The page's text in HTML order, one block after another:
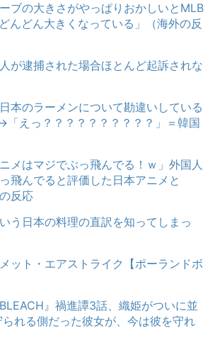
ブの大きさがやっぱりおかしいとMLB
んどん大きくなっている」（海外の反
が逮捕された場合ほとんど起訴されな
本のラーメンについて勘違いしている
えっ？？？？？？？？？？」＝韓国
メはマジでぶっ飛んでる！ｗ」外国人
飛んでると評価した日本アニメと
反応
う日本の料理の直訳を知ってしまっ
ット・エアストライク【ポーランドボ
』禍進譚3話、織姫がついに並
れる側だった彼女が、今は彼を守れ